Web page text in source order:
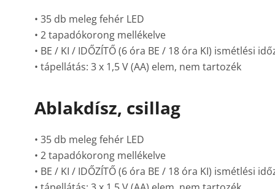
• 35 db meleg fehér LED
• 2 tapadókorong mellékelve
• BE / KI / IDŐZÍTŐ (6 óra BE / 18 óra KI) ismétlési
• tápellátás: 3 x 1,5 V (AA) elem, nem tartozék
Ablakdísz, csillag
• 35 db meleg fehér LED
• 2 tapadókorong mellékelve
• BE / KI / IDŐZÍTŐ (6 óra BE / 18 óra KI) ismétlési